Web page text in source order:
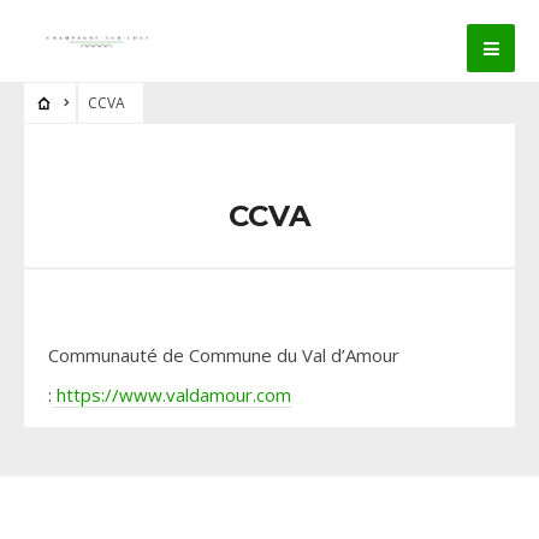
CCVA
CCVA
Communauté de Commune du Val d’Amour
: https://www.valdamour.com